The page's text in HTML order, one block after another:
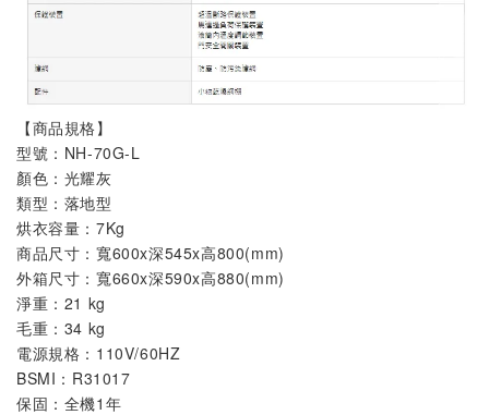
【商品規格】
型號 ： NH-70G-L
顏色 ：光耀灰
類型 ：落地型
烘衣容量 ：7Kg
商品尺寸：寬600x深545x高800(mm)
外箱尺寸 ：寬660x深590x高880(mm)
淨重 ：21 kg
毛重 ：34 kg
電源規格 ： 110V/60HZ
BSMI ： R31017
保固 ：全機1年